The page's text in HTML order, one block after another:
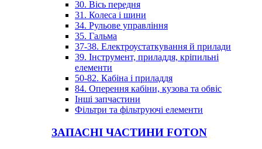
30. Вісь передня
31. Колеса і шини
34. Рульове управління
35. Гальма
37-38. Електроустаткування й прилади
39. Інструмент, приладдя, кріпильні
елементи
50-82. Кабіна і приладдя
84. Оперення кабіни, кузова та обвіс
Інші запчастини
Фільтри та фільтруючі елементи
ЗАПАСНІ ЧАСТИНИ FOTON